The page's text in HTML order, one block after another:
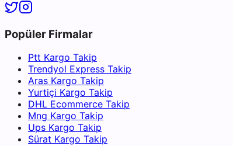
Popüler Firmalar
Ptt Kargo Takip
Trendyol Express Takip
Aras Kargo Takip
Yurtiçi Kargo Takip
DHL Ecommerce Takip
Mng Kargo Takip
Ups Kargo Takip
Sürat Kargo Takip